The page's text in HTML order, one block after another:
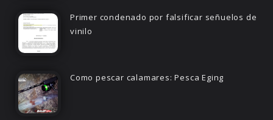
Primer condenado por falsificar señuelos de
vinilo
Como pescar calamares: Pesca Eging